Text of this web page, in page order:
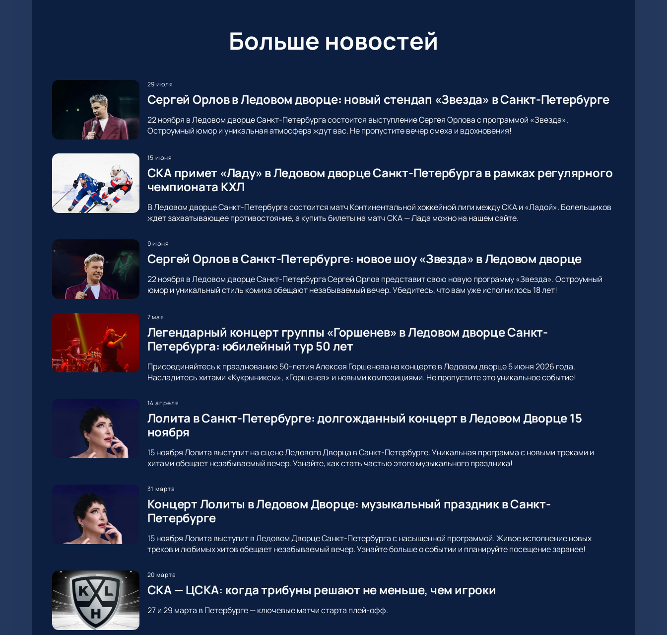
Больше новостей
29 июля
Сергей Орлов в Ледовом дворце: новый стендап «Звезда» в Санкт-Петербурге
22 ноября в Ледовом дворце Санкт-Петербурга состоится выступление Сергея Орлова с программой «Звезда».
Остроумный юмор и уникальная атмосфера ждут вас. Не пропустите вечер смеха и вдохновения!
15 июня
СКА примет «Ладу» в Ледовом дворце Санкт-Петербурга в рамках регулярного
чемпионата КХЛ
В Ледовом дворце Санкт-Петербурга состоится матч Континентальной хоккейной лиги между СКА и «Ладой». Болельщиков
ждет захватывающее противостояние, а купить билеты на матч СКА — Лада можно на нашем сайте.
9 июня
Сергей Орлов в Санкт-Петербурге: новое шоу «Звезда» в Ледовом дворце
22 ноября в Ледовом дворце Санкт-Петербурга Сергей Орлов представит свою новую программу «Звезда». Остроумный
юмор и уникальный стиль комика обещают незабываемый вечер. Убедитесь, что вам уже исполнилось 18 лет!
7 мая
Легендарный концерт группы «Горшенев» в Ледовом дворце Санкт-
Петербурга: юбилейный тур 50 лет
Присоединяйтесь к празднованию 50-летия Алексея Горшенева на концерте в Ледовом дворце 5 июня 2026 года.
Насладитесь хитами «Кукрыниксы», «Горшенев» и новыми композициями. Не пропустите это уникальное событие!
14 апреля
Лолита в Санкт-Петербурге: долгожданный концерт в Ледовом Дворце 15
ноября
15 ноября Лолита выступит на сцене Ледового Дворца в Санкт-Петербурге. Уникальная программа с новыми треками и
хитами обещает незабываемый вечер. Узнайте, как стать частью этого музыкального праздника!
31 марта
Концерт Лолиты в Ледовом Дворце: музыкальный праздник в Санкт-
Петербурге
15 ноября Лолита выступит в Ледовом Дворце Санкт-Петербурга с насыщенной программой. Живое исполнение новых
треков и любимых хитов обещает незабываемый вечер. Узнайте больше о событии и планируйте посещение заранее!
20 марта
СКА — ЦСКА: когда трибуны решают не меньше, чем игроки
27 и 29 марта в Петербурге — ключевые матчи старта плей-офф.